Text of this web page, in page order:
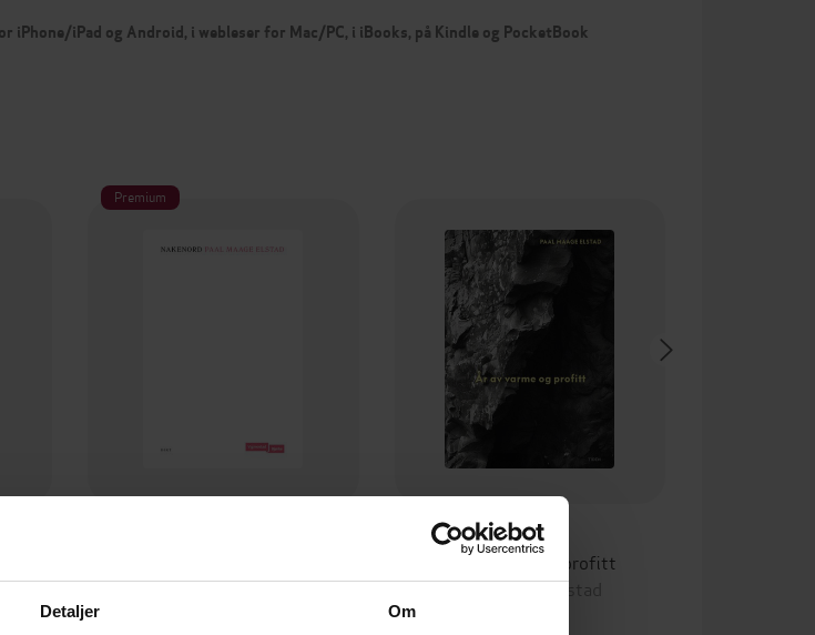
Detaljer Om
iPhone/iPad og Android, i webleser for Mac/PC, i iBooks, på Kindle og PocketBook
Premium
Paal Maage Elstad
249,-
År av varme og profitt
Paal Maage Elstad